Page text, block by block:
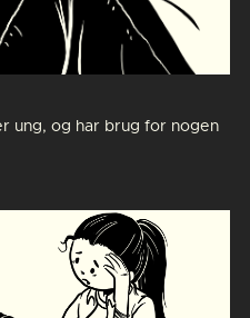
ung, og har brug for nogen